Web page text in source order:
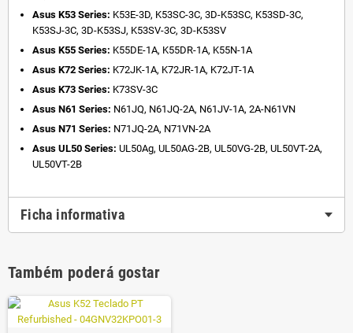
Asus K53 Series: K53E-3D, K53SC-3C, 3D-K53SC, K53SD-3C,
K53SJ-3C, 3D-K53SJ, K53SV-3C, 3D-K53SV
Asus K55 Series: K55DE-1A, K55DR-1A, K55N-1A
Asus K72 Series: K72JK-1A, K72JR-1A, K72JT-1A
Asus K73 Series: K73SV-3C
Asus N61 Series: N61JQ, N61JQ-2A, N61JV-1A, 2A-N61VN
Asus N71 Series: N71JQ-2A, N71VN-2A
Asus UL50 Series: UL50Ag, UL50AG-2B, UL50VG-2B, UL50VT-2A,
UL50VT-2B
Ficha informativa
Também poderá gostar